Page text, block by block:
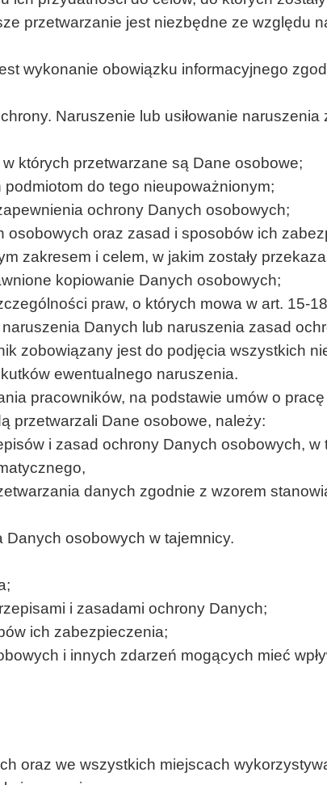
przetwarzanie jest niezbędne ze względu
wykonanie obowiązku informacyjnego
Naruszenie lub usiłowanie naruszenia
których przetwarzane są Dane osobowe;
do tego nieupoważnionym;
ochrony Danych osobowych;
oraz zasad i sposobów ich
zakresem i celem, w jakim zostały
kopiowanie Danych osobowych;
praw, o których mowa w art. 15-
Danych lub naruszenia zasad
zobowiązany jest do podjęcia wszystkich
ewentualnego naruszenia.
pracowników, na podstawie umów o
przetwarzali Dane osobowe, należy:
i zasad ochrony Danych osobowych, w
danych zgodnie z wzorem
osobowych w tajemnicy.
i zasadami ochrony Danych;
ich zabezpieczenia;
i innych zdarzeń mogących mieć
oraz we wszystkich miejscach